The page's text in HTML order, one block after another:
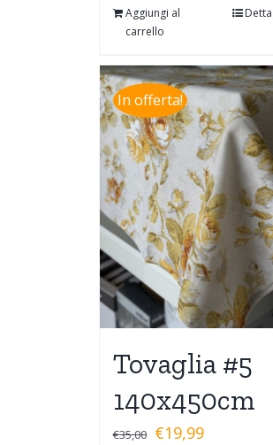
Aggiungi al
carrello
In offerta!
Tovaglia #5
140x450cm
€35,00 €19,99